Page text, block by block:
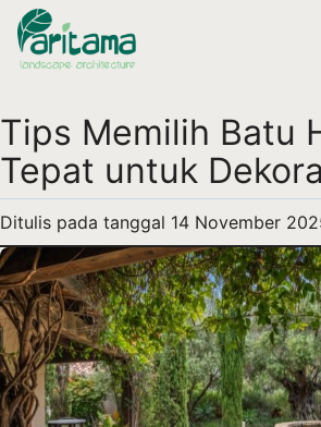
Tips Memilih Batu
Tepat untuk
Ditulis pada tanggal 14 November